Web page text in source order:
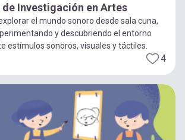
de Investigación en Artes
el mundo sonoro desde sala cuna,
y descubriendo el entorno
estímulos sonoros, visuales y táctiles.
4